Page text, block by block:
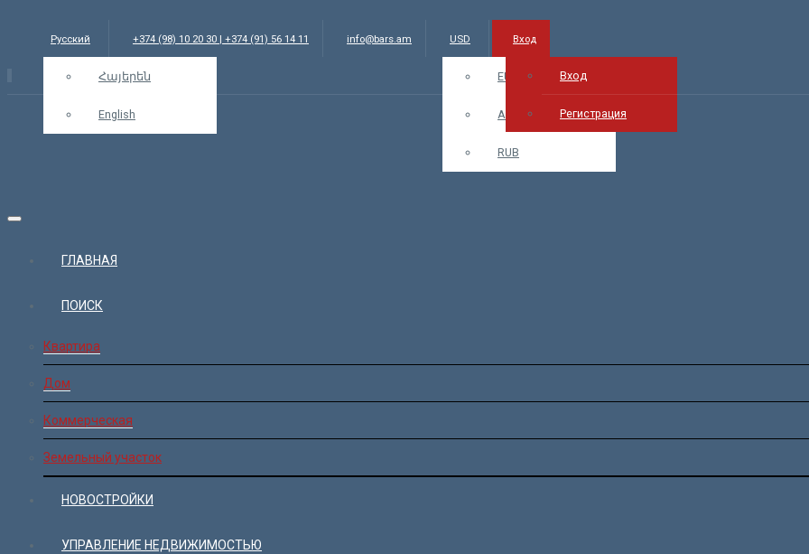
Русский
Հայերեն
English
+374 (98) 10 20 30 | +374 (91) 56 14 11 info@bars.am USD
EUR
AMD
RUB
Вход
Вход
Регистрация
ГЛАВНАЯ
ПОИСК
Квартира
Дом
Коммерческая
Земельный участок
НОВОСТРОЙКИ
УПРАВЛЕНИЕ НЕДВИЖИМОСТЬЮ